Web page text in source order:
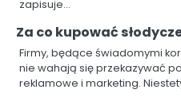
zapisuje…
Za co kupować
Firmy, będące świadomymi
nie wahają się przekazywać
reklamowe i marketing.